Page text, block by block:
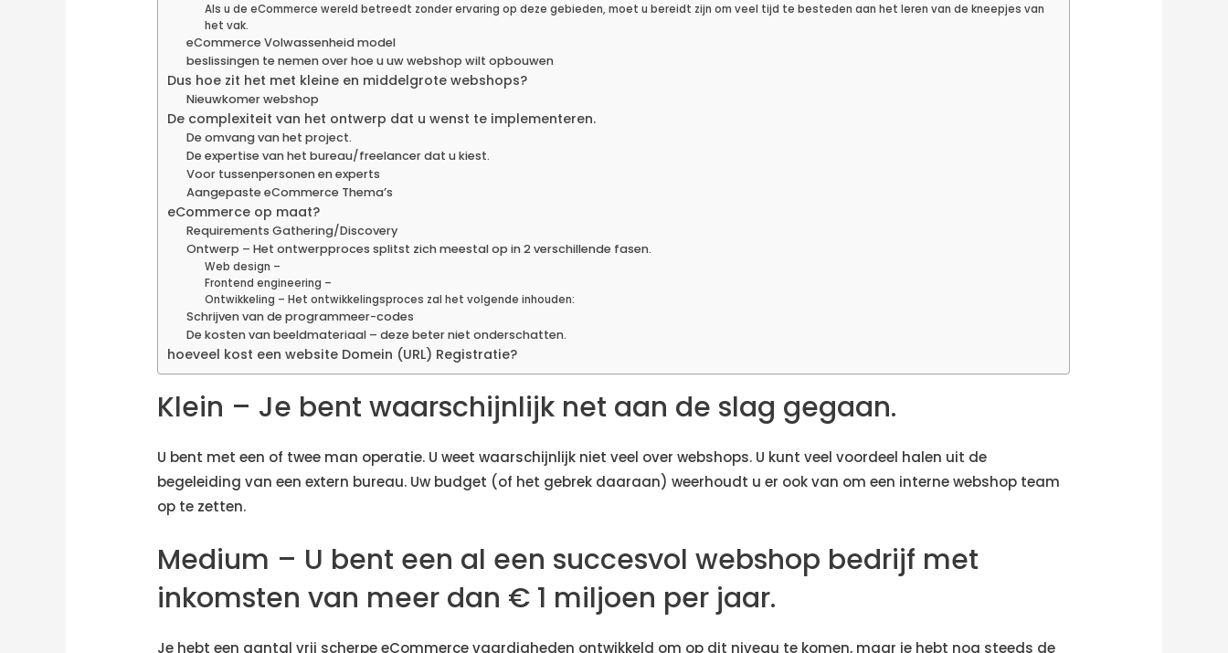
Als u de eCommerce wereld betreedt zonder ervaring op deze gebieden, moet u bereidt zijn om veel tijd te besteden aan het leren van de kneepjes van
het vak.
eCommerce Volwassenheid model
beslissingen te nemen over hoe u uw webshop wilt opbouwen
Dus hoe zit het met kleine en middelgrote webshops?
Nieuwkomer webshop
De complexiteit van het ontwerp dat u wenst te implementeren.
De omvang van het project.
De expertise van het bureau/freelancer dat u kiest.
Voor tussenpersonen en experts
Aangepaste eCommerce Thema’s
eCommerce op maat?
Requirements Gathering/Discovery
Ontwerp – Het ontwerpproces splitst zich meestal op in 2 verschillende fasen.
Web design –
Frontend engineering –
Ontwikkeling – Het ontwikkelingsproces zal het volgende inhouden:
Schrijven van de programmeer-codes
De kosten van beeldmateriaal – deze beter niet onderschatten.
hoeveel kost een website Domein (URL) Registratie?
Klein – Je bent waarschijnlijk net aan de slag gegaan.
U bent met een of twee man operatie. U weet waarschijnlijk niet veel over webshops. U kunt veel voordeel halen uit de
begeleiding van een extern bureau. Uw budget (of het gebrek daaraan) weerhoudt u er ook van om een interne webshop team
op te zetten.
Medium – U bent een al een succesvol webshop bedrijf met
inkomsten van meer dan € 1 miljoen per jaar.
Je hebt een aantal vrij scherpe eCommerce vaardigheden ontwikkeld om op dit niveau te komen, maar je hebt nog steeds de